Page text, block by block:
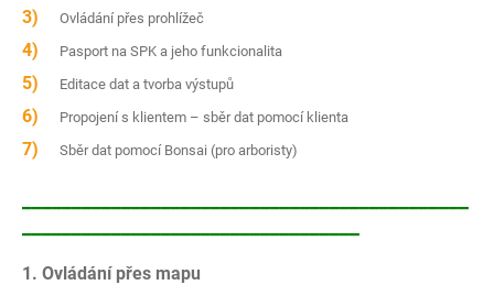
Ovládání přes prohlížeč
Pasport na SPK a jeho funkcionalita
Editace dat a tvorba výstupů
Propojení s klientem – sběr dat pomocí klienta
Sběr dat pomocí Bonsai (pro arboristy)
1. Ovládání přes mapu